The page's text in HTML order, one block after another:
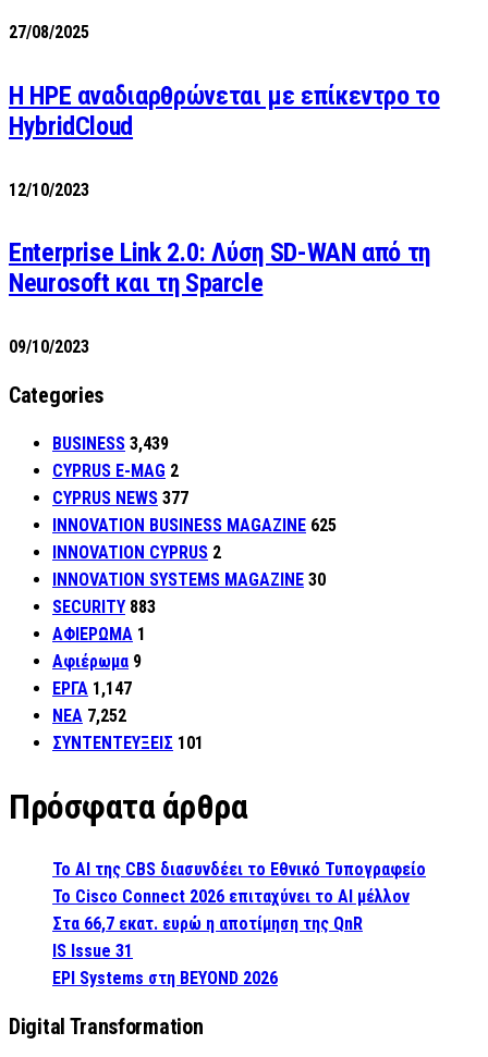
27/08/2025
H HPE αναδιαρθρώνεται με επίκεντρο το
HybridCloud
12/10/2023
Enterprise Link 2.0: Λύση SD-WAN από τη
Neurosoft και τη Sparcle
09/10/2023
Categories
BUSINESS 3,439
CYPRUS E-MAG 2
CYPRUS NEWS 377
INNOVATION BUSINESS MAGAZINE 625
INNOVATION CYPRUS 2
INNOVATION SYSTEMS MAGAZINE 30
SECURITY 883
ΑΦΙΕΡΩΜΑ 1
Αφιέρωμα 9
ΕΡΓΑ 1,147
ΝΕΑ 7,252
ΣΥΝΤΕΝΤΕΥΞΕΙΣ 101
Πρόσφατα άρθρα
Το AI της CBS διασυνδέει το Εθνικό Τυπογραφείο
Το Cisco Connect 2026 επιταχύνει το AI μέλλον
Στα 66,7 εκατ. ευρώ η αποτίμηση της QnR
IS Issue 31
EPI Systems στη BEYOND 2026
Digital Transformation